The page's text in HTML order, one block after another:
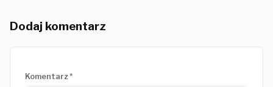
Dodaj komentarz
Nie wypełniaj tego pola
Komentarz*